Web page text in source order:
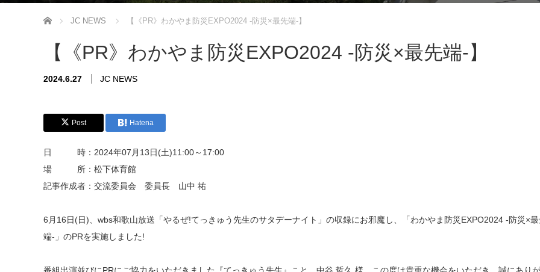
ホーム JC NEWS 【《PR》わかやま防災EXPO2024 -防災×最先端-】
【《PR》わかやま防災EXPO2024 -防災×最先端-】
2024.6.27 JC NEWS
Post Hatena
日 時：2024年07月13日(土)11:00～17:00
場 所：松下体育館
記事作成者：交流委員会 委員長 山中 祐
6月16日(日)、wbs和歌山放送「やるぜ!てっきゅう先生のサタデーナイト」の収録にお邪魔し、「わかやま防災EXPO2024 -防災×
端-」のPRを実施しました!